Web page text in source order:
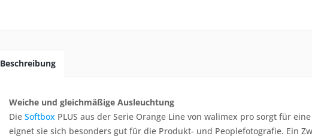
Beschreibung
Weiche und gleichmäßige Ausleuchtung
Die Softbox PLUS aus der Serie Orange Line von walimex pro sorgt für
eignet sie sich besonders gut für die Produkt- und Peoplefotografie. Ein